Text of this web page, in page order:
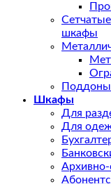
шкафы
Поддоны
Шкафы
Для
Для
Архивно-